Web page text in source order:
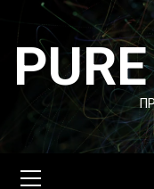
Перейти
содержимому
меню